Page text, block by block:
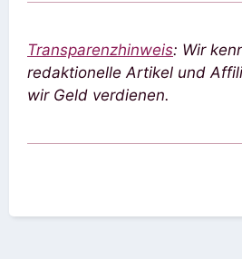
Transparenzhinweis: Wir
redaktionelle Artikel und
wir Geld verdienen.